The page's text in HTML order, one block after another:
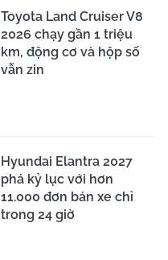
Toyota Land Cruiser V8
2026 chạy gần 1 triệu
km, động cơ và hộp số
vẫn zin
Hyundai Elantra 2027
phá kỷ lục với hơn
11.000 đơn bán xe chỉ
trong 24 giờ